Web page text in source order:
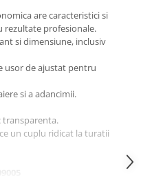
are caracteristici si
rezultate profesionale.
si dimensiune, inclusiv
usor de ajustat pentru
si a adancimii.
transparenta.
un cuplu ridicat la turatii